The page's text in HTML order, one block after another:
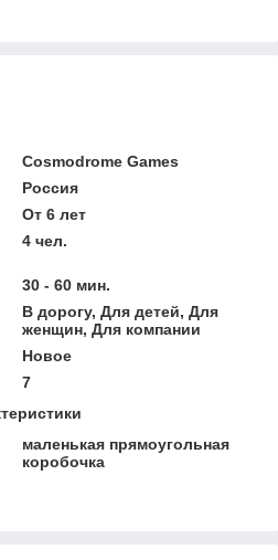
Cosmodrome Games
Россия
От 6 лет
4 чел.
30 - 60 мин.
В дорогу, Для детей, Для
женщин, Для компании
Новое
7
маленькая прямоугольная
коробочка